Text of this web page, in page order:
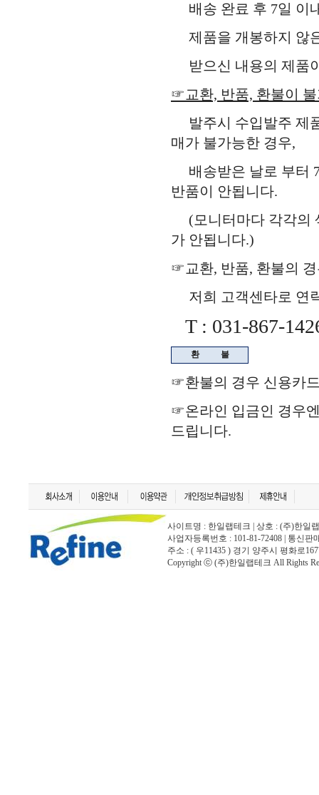
배송 완료 후 7일 이
제품을 개봉하지 않
받으신 내용의 제품
☞교환, 반품, 환불이
발주시 수입발주 제
매가 불가능한 경우,
배송받은 날로 부터
반품이 안됩니다.
(모니터마다 각각의
가 안됩니다.)
☞교환, 반품, 환불의
저희 고객센타로 연
T : 031-867-
환 불
☞환불의 경우 신용카
☞온라인 입금인 경우
드립니다.
사이트명 : 한일랩테크 | 상호 : (주)한일
사업자등록번호 : 101-81-72408 | 통신
주소 : ( 우11435 ) 경기 양주시 평화로
Copyright ⓒ (주)한일랩테크 All Rights